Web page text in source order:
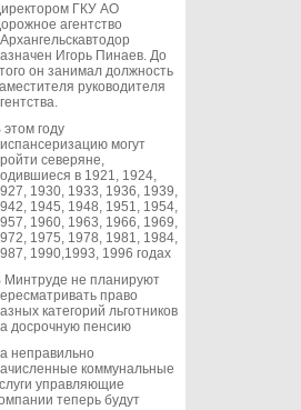
ГКУ АО
агентство
Игорь Пинаев. До
он занимал должность
руководителя
этом году
могут
северяне,
в 1921, 1924,
1930, 1933, 1936, 1939,
1945, 1948, 1951, 1954,
1960, 1963, 1966, 1969,
1975, 1978, 1981, 1984,
1990,1993, 1996 годах
Минтруде не планируют
право
категорий льготников
досрочную пенсию
неправильно
коммунальные
управляющие
теперь будут